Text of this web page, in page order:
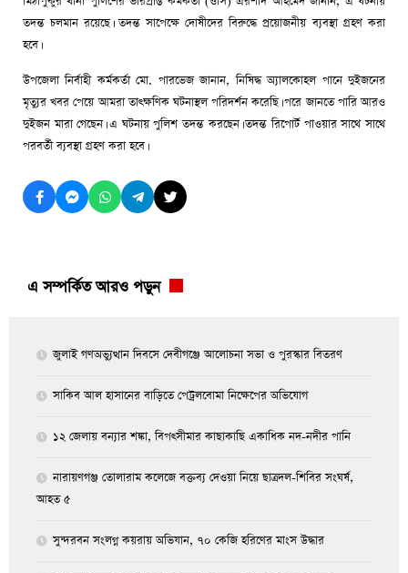
তদন্ত চলমান রয়েছে। তদন্ত সাপেক্ষে দোষীদের বিরুদ্ধে প্রয়োজনীয় ব্যবস্থা গ্রহণ করা
হবে।
উপজেলা নির্বাহী কর্মকর্তা মো. পারভেজ জানান, নিষিদ্ধ অ্যালকোহল পানে দুইজনের
মৃত্যুর খবর পেয়ে আমরা তাৎক্ষণিক ঘটনাস্থল পরিদর্শন করেছি। পরে জানতে পারি আরও
দুইজন মারা গেছেন। এ ঘটনায় পুলিশ তদন্ত করছেন। তদন্ত রিপোর্ট পাওয়ার সাথে সাথে
পরবর্তী ব্যবস্থা গ্রহণ করা হবে।
এ সম্পর্কিত আরও পড়ুন
জুলাই গণঅভ্যুত্থান দিবসে দেবীগঞ্জে আলোচনা সভা ও পুরস্কার বিতরণ
সাকিব আল হাসানের বাড়িতে পেট্রলবোমা নিক্ষেপের অভিযোগ
১২ জেলায় বন্যার শঙ্কা, বিপৎসীমার কাছাকাছি একাধিক নদ-নদীর পানি
নারায়ণগঞ্জ তোলারাম কলেজে বক্তব্য দেওয়া নিয়ে ছাত্রদল-শিবির সংঘর্ষ,
আহত ৫
সুন্দরবন সংলগ্ন কয়রায় অভিযান, ৭০ কেজি হরিণের মাংস উদ্ধার